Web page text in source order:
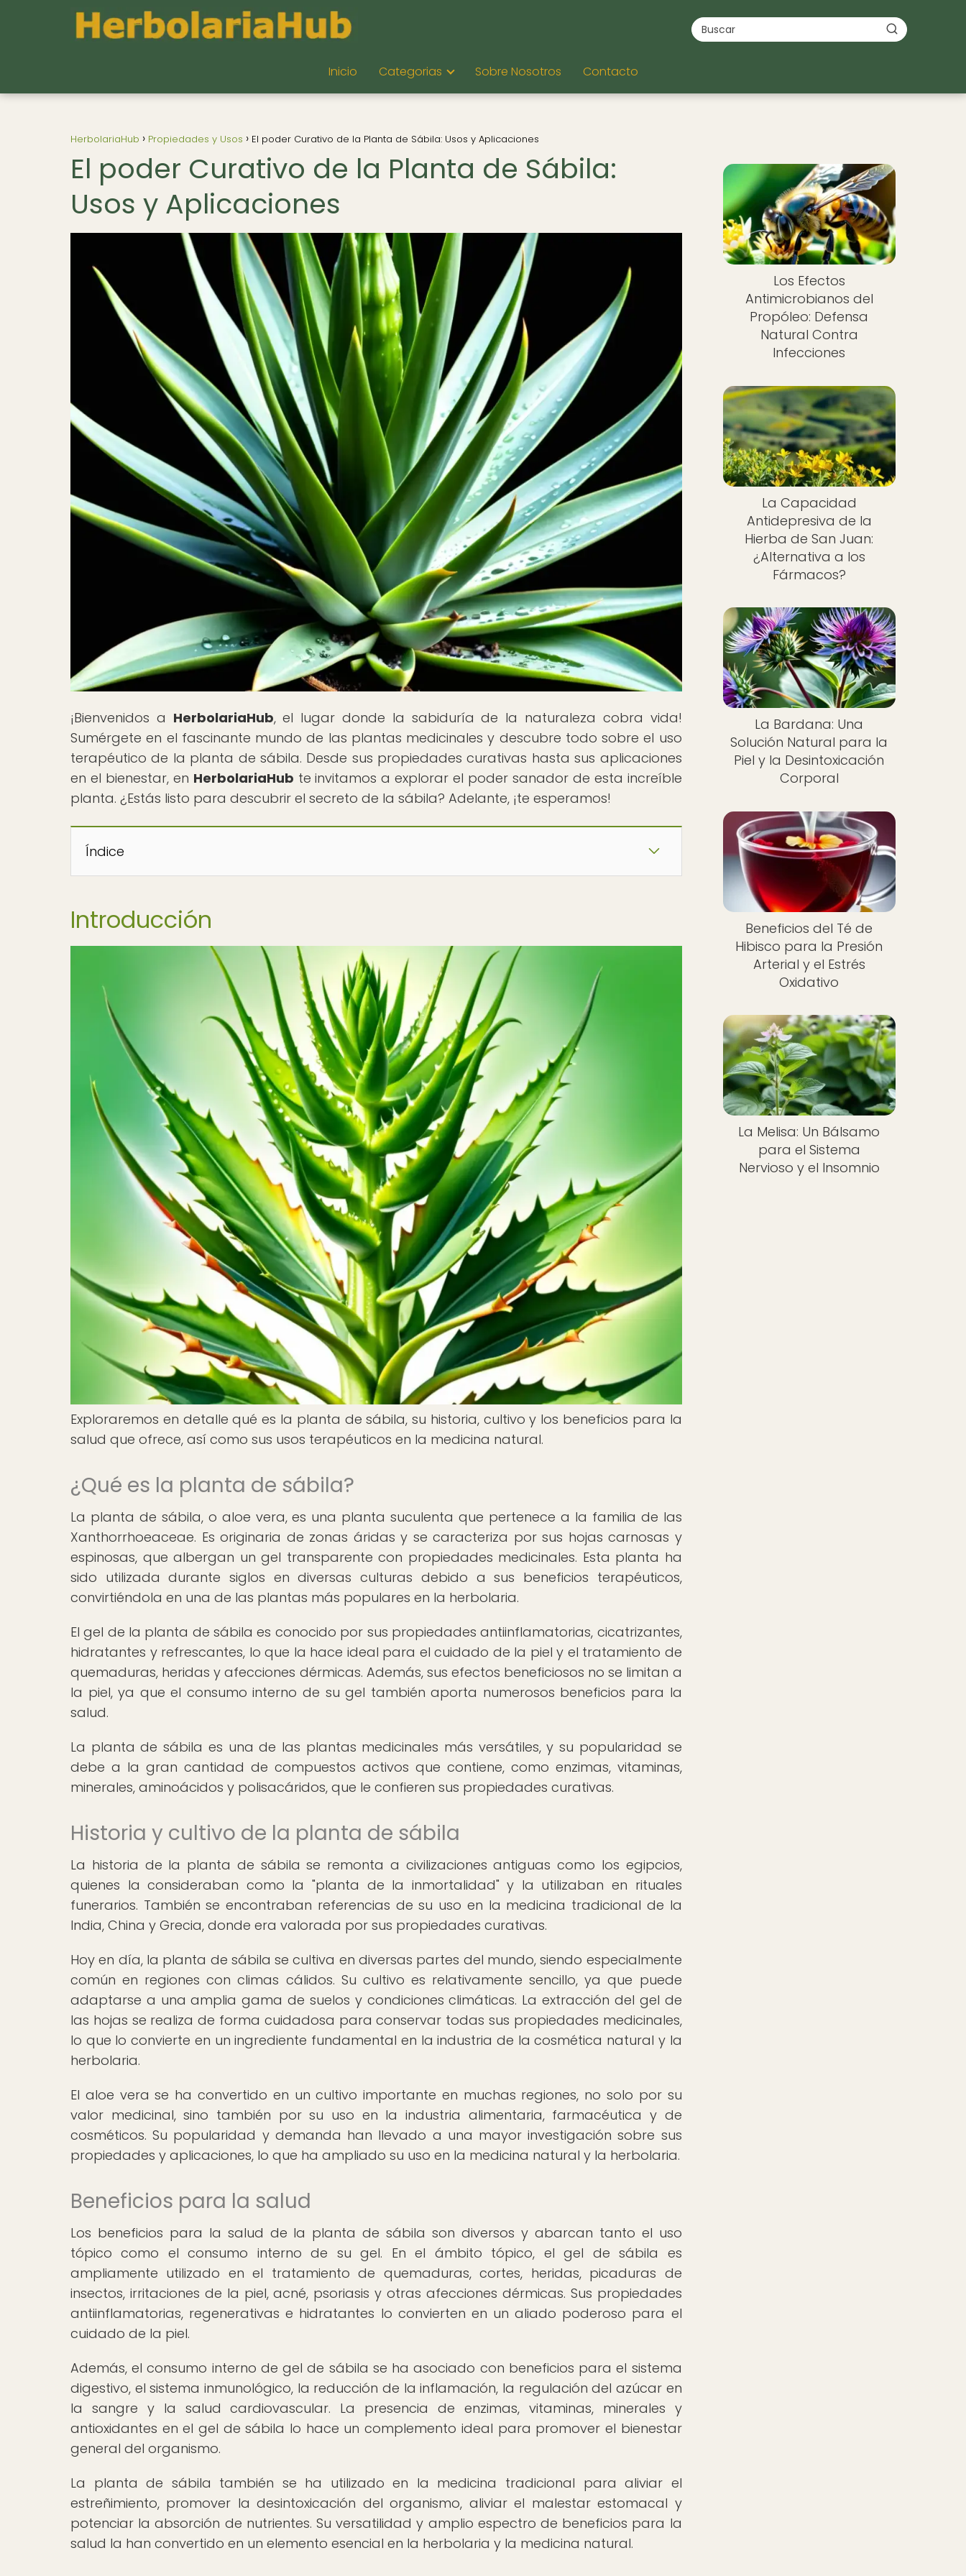
Inicio Categorias Sobre Nosotros Contacto
HerbolariaHub Propiedades y Usos El poder Curativo de la Planta de Sábila: Usos y Aplicaciones
El poder Curativo de la Planta de Sábila:
Usos y Aplicaciones
¡Bienvenidos a HerbolariaHub, el lugar donde la sabiduría de la naturaleza cobra vida!
Sumérgete en el fascinante mundo de las plantas medicinales y descubre todo sobre el uso
terapéutico de la planta de sábila. Desde sus propiedades curativas hasta sus aplicaciones
en el bienestar, en HerbolariaHub te invitamos a explorar el poder sanador de esta increíble
planta. ¿Estás listo para descubrir el secreto de la sábila? Adelante, ¡te esperamos!
Índice
Introducción
Exploraremos en detalle qué es la planta de sábila, su historia, cultivo y los beneficios para la
salud que ofrece, así como sus usos terapéuticos en la medicina natural.
¿Qué es la planta de sábila?
La planta de sábila, o aloe vera, es una planta suculenta que pertenece a la familia de las
Xanthorrhoeaceae. Es originaria de zonas áridas y se caracteriza por sus hojas carnosas y
espinosas, que albergan un gel transparente con propiedades medicinales. Esta planta ha
sido utilizada durante siglos en diversas culturas debido a sus beneficios terapéuticos,
convirtiéndola en una de las plantas más populares en la herbolaria.
El gel de la planta de sábila es conocido por sus propiedades antiinflamatorias, cicatrizantes,
hidratantes y refrescantes, lo que la hace ideal para el cuidado de la piel y el tratamiento de
quemaduras, heridas y afecciones dérmicas. Además, sus efectos beneficiosos no se limitan a
la piel, ya que el consumo interno de su gel también aporta numerosos beneficios para la
salud.
La planta de sábila es una de las plantas medicinales más versátiles, y su popularidad se
debe a la gran cantidad de compuestos activos que contiene, como enzimas, vitaminas,
minerales, aminoácidos y polisacáridos, que le confieren sus propiedades curativas.
Historia y cultivo de la planta de sábila
La historia de la planta de sábila se remonta a civilizaciones antiguas como los egipcios,
quienes la consideraban como la "planta de la inmortalidad" y la utilizaban en rituales
funerarios. También se encontraban referencias de su uso en la medicina tradicional de la
India, China y Grecia, donde era valorada por sus propiedades curativas.
Hoy en día, la planta de sábila se cultiva en diversas partes del mundo, siendo especialmente
común en regiones con climas cálidos. Su cultivo es relativamente sencillo, ya que puede
adaptarse a una amplia gama de suelos y condiciones climáticas. La extracción del gel de
las hojas se realiza de forma cuidadosa para conservar todas sus propiedades medicinales,
lo que lo convierte en un ingrediente fundamental en la industria de la cosmética natural y la
herbolaria.
El aloe vera se ha convertido en un cultivo importante en muchas regiones, no solo por su
valor medicinal, sino también por su uso en la industria alimentaria, farmacéutica y de
cosméticos. Su popularidad y demanda han llevado a una mayor investigación sobre sus
propiedades y aplicaciones, lo que ha ampliado su uso en la medicina natural y la herbolaria.
Beneficios para la salud
Los beneficios para la salud de la planta de sábila son diversos y abarcan tanto el uso
tópico como el consumo interno de su gel. En el ámbito tópico, el gel de sábila es
ampliamente utilizado en el tratamiento de quemaduras, cortes, heridas, picaduras de
insectos, irritaciones de la piel, acné, psoriasis y otras afecciones dérmicas. Sus propiedades
antiinflamatorias, regenerativas e hidratantes lo convierten en un aliado poderoso para el
cuidado de la piel.
Además, el consumo interno de gel de sábila se ha asociado con beneficios para el sistema
digestivo, el sistema inmunológico, la reducción de la inflamación, la regulación del azúcar en
la sangre y la salud cardiovascular. La presencia de enzimas, vitaminas, minerales y
antioxidantes en el gel de sábila lo hace un complemento ideal para promover el bienestar
general del organismo.
La planta de sábila también se ha utilizado en la medicina tradicional para aliviar el
estreñimiento, promover la desintoxicación del organismo, aliviar el malestar estomacal y
potenciar la absorción de nutrientes. Su versatilidad y amplio espectro de beneficios para la
salud la han convertido en un elemento esencial en la herbolaria y la medicina natural.
Los Efectos
Antimicrobianos del
Propóleo: Defensa
Natural Contra
Infecciones
La Capacidad
Antidepresiva de la
Hierba de San Juan:
¿Alternativa a los
Fármacos?
La Bardana: Una
Solución Natural para la
Piel y la Desintoxicación
Corporal
Beneficios del Té de
Hibisco para la Presión
Arterial y el Estrés
Oxidativo
La Melisa: Un Bálsamo
para el Sistema
Nervioso y el Insomnio